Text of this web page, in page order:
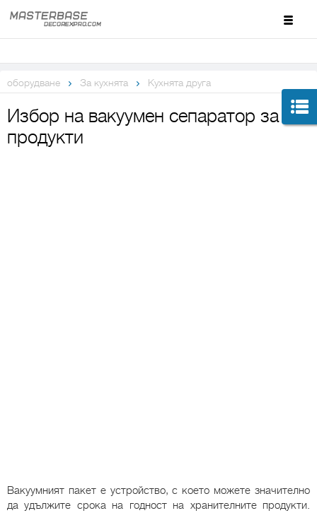
оборудване За кухнята Кухнята друга
Избор на вакуумен сепаратор за
продукти
Вакуумният пакет е устройство, с което можете значително
да удължите срока на годност на хранителните продукти.